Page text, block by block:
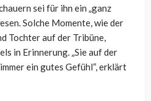
sei für ihn ein „ganz
Solche Momente, wie der
Tochter auf der Tribüne,
in Erinnerung. „Sie auf der
ein gutes Gefühl“, erklärt